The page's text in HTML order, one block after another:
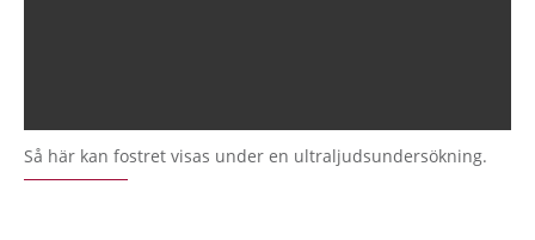
Så här kan fostret visas under en ultraljudsundersökning.